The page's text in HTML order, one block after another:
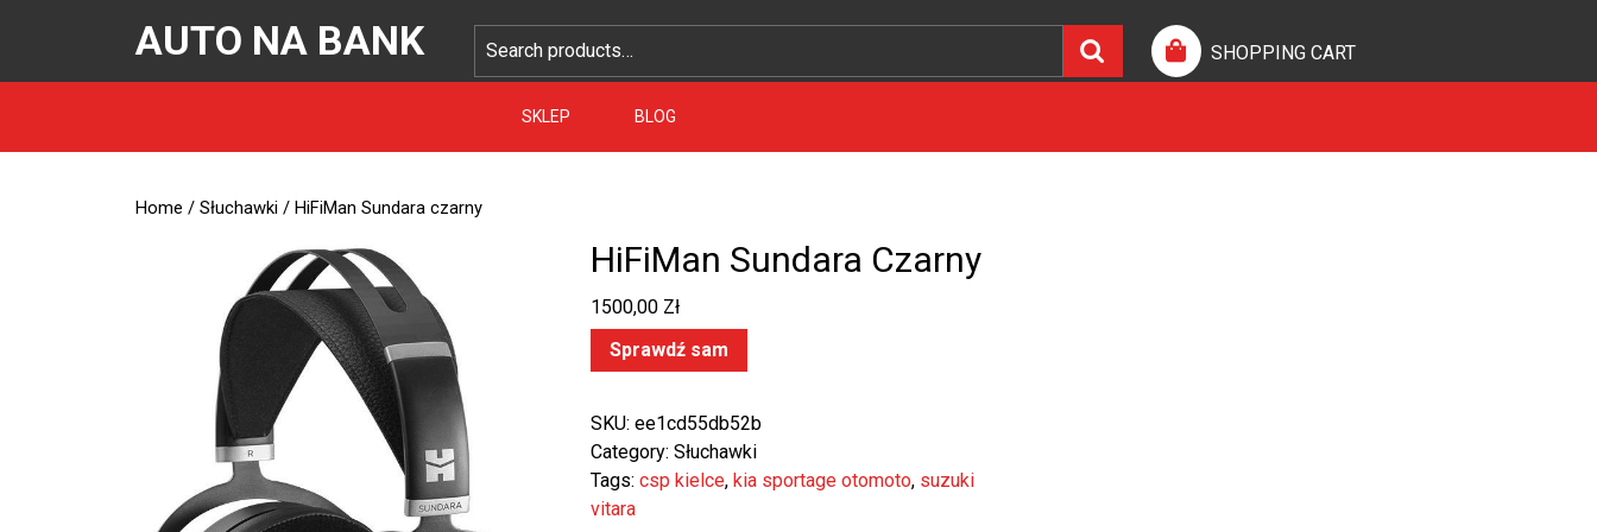
AUTO NA BANK SHOPPING CART
SKLEP BLOG
Home / Słuchawki / HiFiMan Sundara czarny
HiFiMan Sundara Czarny
1500,00 Zł
Sprawdź sam
SKU: ee1cd55db52b
Category: Słuchawki
Tags: csp kielce, kia sportage otomoto, suzuki
vitara